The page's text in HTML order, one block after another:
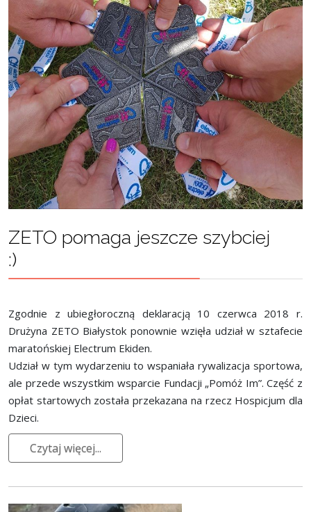
ZETO pomaga jeszcze szybciej
:)
Zgodnie z ubiegłoroczną deklaracją 10 czerwca 2018 r.
Drużyna ZETO Białystok ponownie wzięła udział w sztafecie
maratońskiej Electrum Ekiden.
Udział w tym wydarzeniu to wspaniała rywalizacja sportowa,
ale przede wszystkim wsparcie Fundacji „Pomóż Im”. Część z
opłat startowych została przekazana na rzecz Hospicjum dla
Dzieci.
Czytaj więcej...